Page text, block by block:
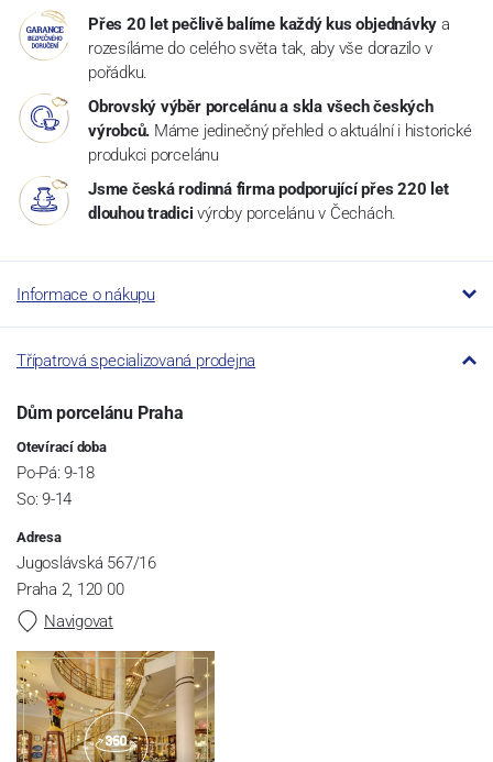
Přes 20 let pečlivě balíme každý kus objednávky a
rozesíláme do celého světa tak, aby vše dorazilo v
pořádku.
Obrovský výběr porcelánu a skla všech českých
výrobců. Máme jedinečný přehled o aktuální i historické
produkci porcelánu
Jsme česká rodinná firma podporující přes 220 let
dlouhou tradici výroby porcelánu v Čechách.
Informace o nákupu
Třípatrová specializovaná prodejna
Dům porcelánu Praha
Otevírací doba
Po-Pá: 9-18
So: 9-14
Adresa
Jugoslávská 567/16
Praha 2, 120 00
Navigovat